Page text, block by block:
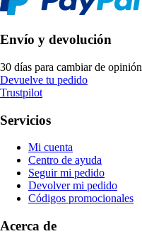
Envío y devolución
30 días para cambiar de opinión
Devuelve tu pedido
Trustpilot
Servicios
Mi cuenta
Centro de ayuda
Seguir mi pedido
Devolver mi pedido
Códigos promocionales
Acerca de